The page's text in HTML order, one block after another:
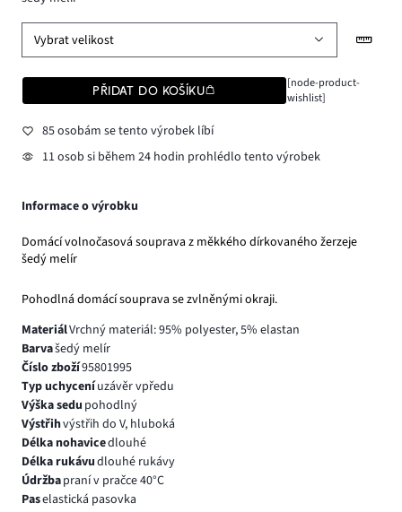
Vybrat velikost
PŘIDAT DO KOŠÍKU
[node-product-
wishlist]
85 osobám se tento výrobek líbí
11 osob si během 24 hodin prohlédlo tento výrobek
Informace o výrobku
Domácí volnočasová souprava z měkkého dírkovaného žerzeje
šedý melír
Pohodlná domácí souprava se zvlněnými okraji.
MateriálVrchný materiál: 95% polyester, 5% elastan
Barvašedý melír
Číslo zboží95801995
Typ uchyceníuzávěr vpředu
Výška sedu pohodlný
Výstřihvýstřih do V, hluboká
Délka nohavicedlouhé
Délka rukávudlouhé rukávy
Údržbapraní v pračce 40°C
Paselastická pasovka